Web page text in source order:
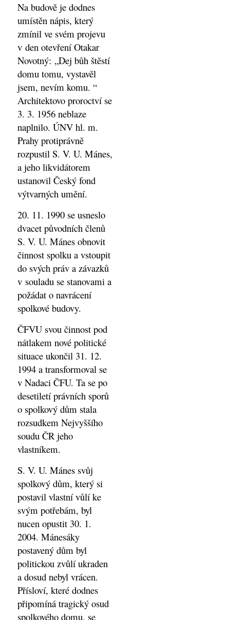
Na budově je dodnes
umístěn nápis, který
zmínil ve svém projevu
v den otevření Otakar
Novotný: „Dej bůh štěstí
domu tomu, vystavěl
jsem, nevím komu. “
Architektovo proroctví se
3. 3. 1956 neblaze
naplnilo. ÚNV hl. m.
Prahy protiprávně
rozpustil S. V. U. Mánes,
a jeho likvidátorem
ustanovil Český fond
výtvarných umění.
20. 11. 1990 se usneslo
dvacet původních členů
S. V. U. Mánes obnovit
činnost spolku a vstoupit
do svých práv a závazků
v souladu se stanovami a
požádat o navrácení
spolkové budovy.
ČFVU svou činnost pod
nátlakem nové politické
situace ukončil 31. 12.
1994 a transformoval se
v Nadaci ČFU. Ta se po
desetiletí právních sporů
o spolkový dům stala
rozsudkem Nejvyššího
soudu ČR jeho
vlastníkem.
S. V. U. Mánes svůj
spolkový dům, který si
postavil vlastní vůlí ke
svým potřebám, byl
nucen opustit 30. 1.
2004. Mánesáky
postavený dům byl
politickou zvůlí ukraden
a dosud nebyl vrácen.
Přísloví, které dodnes
připomíná tragický osud
spolkového domu, se